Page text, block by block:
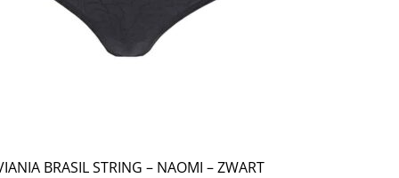
BRASIL STRING – NAOMI – ZWART